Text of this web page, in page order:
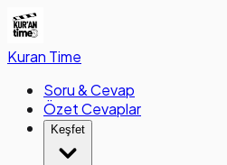
Kuran Time
Soru & Cevap
Özet Cevaplar
Keşfet